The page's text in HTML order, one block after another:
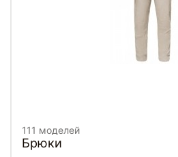
111 моделей
Брюки